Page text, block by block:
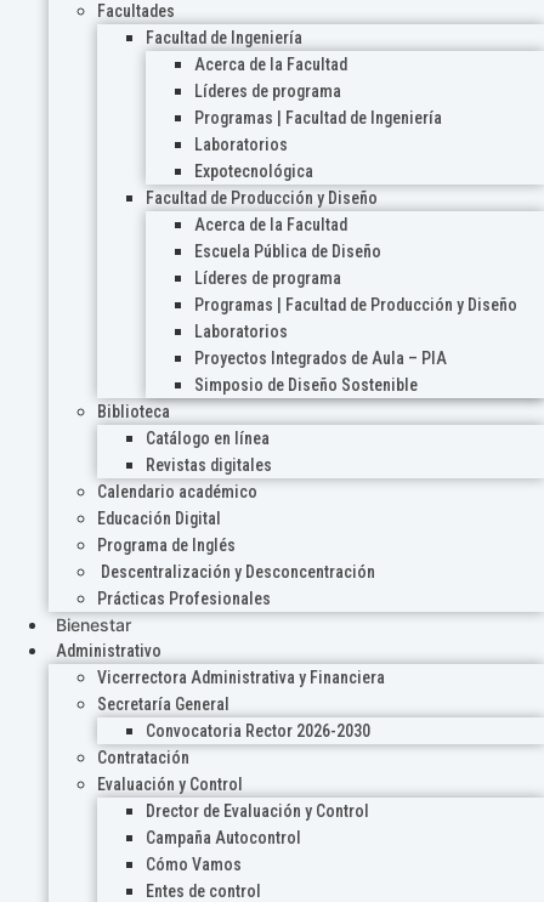
Facultades
Facultad de Ingeniería
Acerca de la Facultad
Líderes de programa
Programas | Facultad de Ingeniería
Laboratorios
Expotecnológica
Facultad de Producción y Diseño
Acerca de la Facultad
Escuela Pública de Diseño
Líderes de programa
Programas | Facultad de Producción y Diseño
Laboratorios
Proyectos Integrados de Aula – PIA
Simposio de Diseño Sostenible
Biblioteca
Catálogo en línea
Revistas digitales
Calendario académico
Educación Digital
Programa de Inglés
Descentralización y Desconcentración
Prácticas Profesionales
Bienestar
Administrativo
Vicerrectora Administrativa y Financiera
Secretaría General
Convocatoria Rector 2026-2030
Contratación
Evaluación y Control
Drector de Evaluación y Control
Campaña Autocontrol
Cómo Vamos
Entes de control